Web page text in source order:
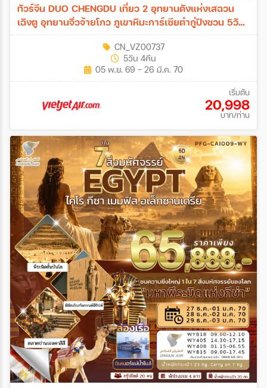
ทัวร์จีน DUO CHENGDU เที่ยว 2 อุทยานดังแห่งเสฉวน
เฉิงตู อุทยานจิ่วจ้ายโกว ภูเขาหิมะการ์เซียต๋ากู่ปิงชวน 5วัน
4คืน (VZ)
CN_VZ00737
5วัน 4คืน
05 พ.ย. 69 - 26 มี.ค. 70
เริ่มต้น
20,998
บาท/ท่าน